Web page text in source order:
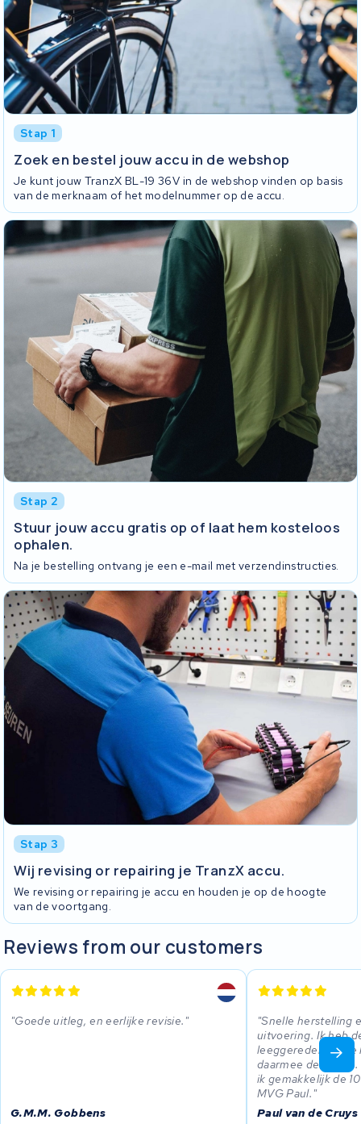
Stap 1
Zoek en bestel jouw accu in de webshop
Je kunt jouw TranzX BL-19 36V in de webshop vinden op basis
van de merknaam of het modelnummer op de accu.
Stap 2
Stuur jouw accu gratis op of laat hem kosteloos
ophalen.
Na je bestelling ontvang je een e-mail met verzendinstructies.
Stap 3
Wij revising or repairing je TranzX accu.
We revising or repairing je accu en houden je op de hoogte
van de voortgang.
Reviews from our customers
Goede uitleg, en eerlijke revisie.
G.M.M. Gobbens
Snelle herstelling
uitvoering. Ik heb
leeggereden op de
daarmee de 50
ik gemakkelijk de
MVG Paul.
Paul van de Cruys